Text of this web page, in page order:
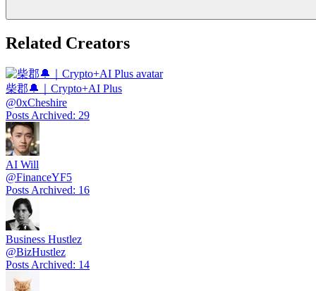
Related Creators
柴郡🔔｜Crypto+AI Plus
@0xCheshire
Posts Archived: 29
AI Will
@FinanceYF5
Posts Archived: 16
Business Hustlez
@BizHustlez
Posts Archived: 14